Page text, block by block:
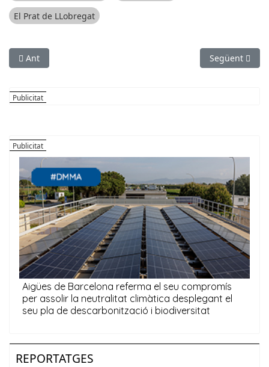
El Prat de LLobregat
Article anterior: Begues, escenari del calendari solidari
Ant Article
Següent
REPORTATGES